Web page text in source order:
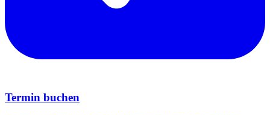
Termin buchen